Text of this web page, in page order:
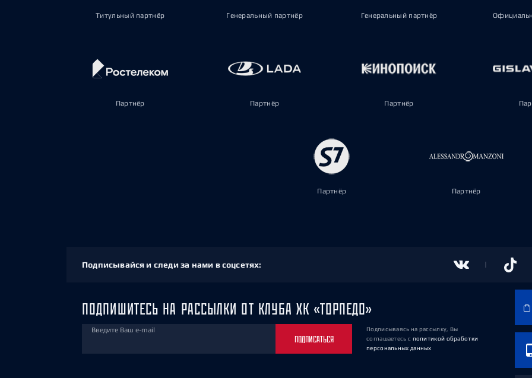
Титульный партнёр Генеральный партнёр Генеральный партнёр
Партнёр Партнёр Партнёр
Партнёр Партнёр
Подписывайся и следи за нами в соцсетях:
ПОДПИШИТЕСЬ НА РАССЫЛКИ ОТ КЛУБА ХК «ТОРПЕДО»
Введите Ваш e-mail
ПОДПИСАТЬСЯ
Подписываясь на рассылку, Вы
соглашаетесь с политикой обработки
персональных данных